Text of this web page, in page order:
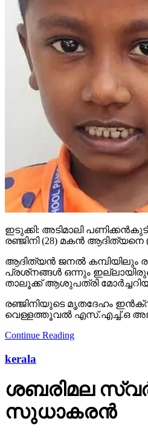
ഇടുക്കി: അടിമാലി
രഞ്ജിനി (28) മകന്‍
ആദിത്യന്‍ ജനല്‍ കമ്പിയിലും
പ്രശ്‌നങ്ങള്‍ ഒന്നും
താലൂക്ക് ആശുപത്രി
രഞ്ജിനിയുടെ മൃതദേഹം
വെള്ളത്തൂവല്‍ എസ്.എച്ച്.ഒ
Continue Reading
kerala
ശബരിമല
സുധാകരന്‍